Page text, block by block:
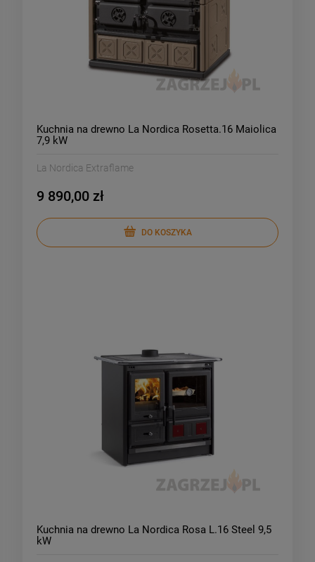
Kuchnia na drewno La Nordica Rosetta.16 Maiolica
7,9 kW
La Nordica Extraflame
9 890,00 zł
DO KOSZYKA
Kuchnia na drewno La Nordica Rosa L.16 Steel 9,5
kW